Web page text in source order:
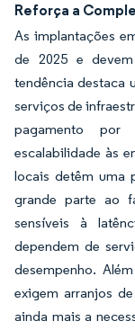
Reforça a
As implantações
de 2025 e
tendência destaca
serviços de
pagamento
escalabilidade às
locais detêm uma
grande parte ao
sensíveis à
dependem de
desempenho.
exigem arranjos
ainda mais a